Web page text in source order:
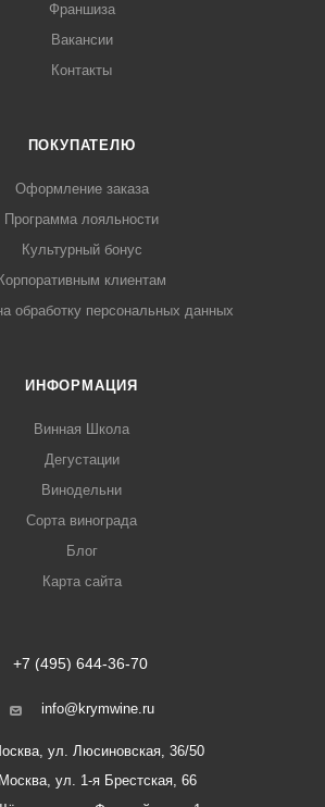
Франшиза
Вакансии
Контакты
ПОКУПАТЕЛЮ
Оформление заказа
Программа лояльности
Культурный бонус
Корпоративным клиентам
обработку персональных данных
ИНФОРМАЦИЯ
Винная Школа
Дегустации
Винодельни
Сорта винограда
Блог
Карта сайта
+7 (495) 644-36-70
info@krymwine.ru
ул. Люсиновская, 36/50
Москва, ул. 1-я Брестская, 66